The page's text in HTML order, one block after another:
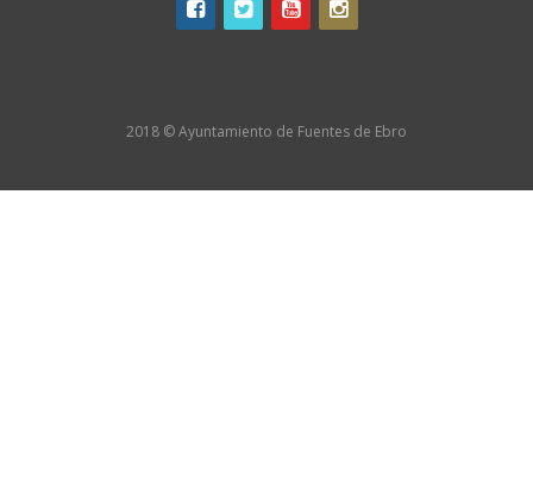
2018 © Ayuntamiento de Fuentes de Ebro